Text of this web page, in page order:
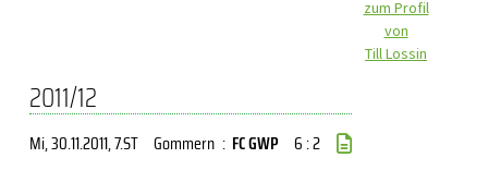
zum Profil
von
Till Lossin
2011/12
Mi, 30.11.2011, 7.ST Gommern : FC GWP 6 : 2